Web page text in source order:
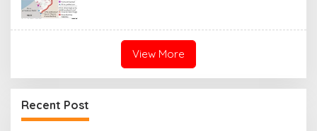
View More
Recent Post